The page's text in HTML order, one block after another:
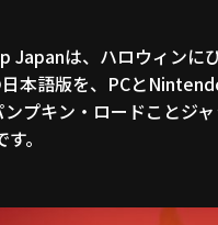
Japanは、ハロウィンに
本語版を、PCと
プキン・ロードことジ
。